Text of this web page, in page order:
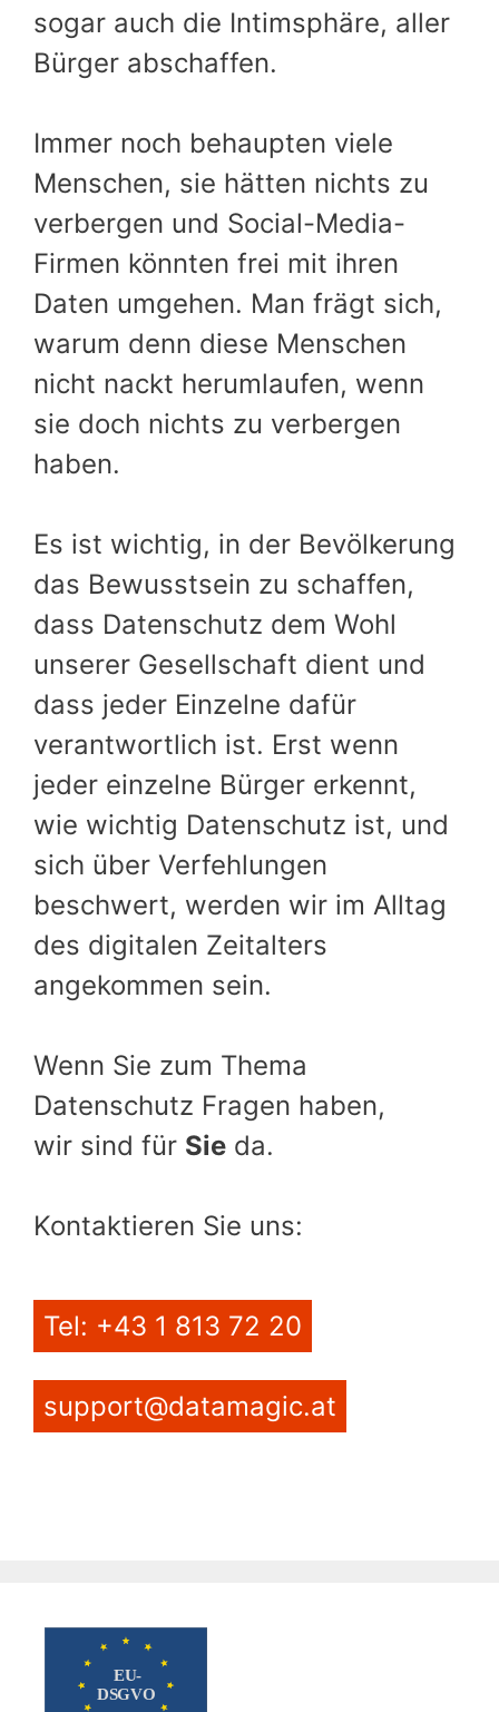
sogar auch die Intimsphäre, aller
Bürger abschaffen.
Immer noch behaupten viele
Menschen, sie hätten nichts zu
verbergen und Social-Media-
Firmen könnten frei mit ihren
Daten umgehen. Man frägt sich,
warum denn diese Menschen
nicht nackt herumlaufen, wenn
sie doch nichts zu verbergen
haben.
Es ist wichtig, in der Bevölkerung
das Bewusstsein zu schaffen,
dass Datenschutz dem Wohl
unserer Gesellschaft dient und
dass jeder Einzelne dafür
verantwortlich ist. Erst wenn
jeder einzelne Bürger erkennt,
wie wichtig Datenschutz ist, und
sich über Verfehlungen
beschwert, werden wir im Alltag
des digitalen Zeitalters
angekommen sein.
Wenn Sie zum Thema
Datenschutz Fragen haben,
wir sind für Sie da.
Kontaktieren Sie uns:
Tel: +43 1 813 72 20
support@datamagic.at